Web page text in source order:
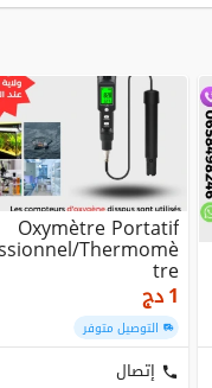
Oxymètre Portatif
thermomè
Tre
sonomètre/p
H Sol/Mesure ...
1دج
التوصيل متوفر
إتصال